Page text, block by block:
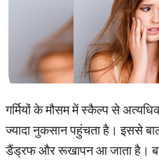
गर्मियों के मौसम में स्कैल्प से
ज्यादा नुकसान पहुंचता है। इससे
डैंड्रफ और रूखापन आ जाता है।